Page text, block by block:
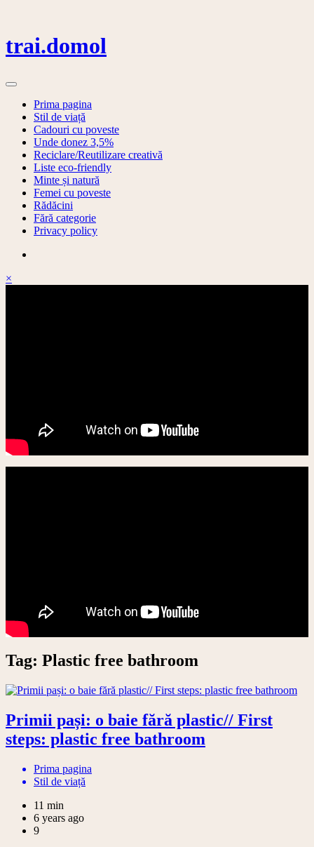
content
trai.domol
Prima pagina
Stil de viață
Cadouri cu poveste
Unde donez 3,5%
Reciclare/Reutilizare creativă
Liste eco-friendly
Minte și natură
Femei cu poveste
Rădăcini
Fără categorie
Privacy policy
×
Tag: Plastic free bathroom
Primii pași: o baie fără plastic// First
steps: plastic free bathroom
Prima pagina
Stil de viață
11 min
6 years ago
9